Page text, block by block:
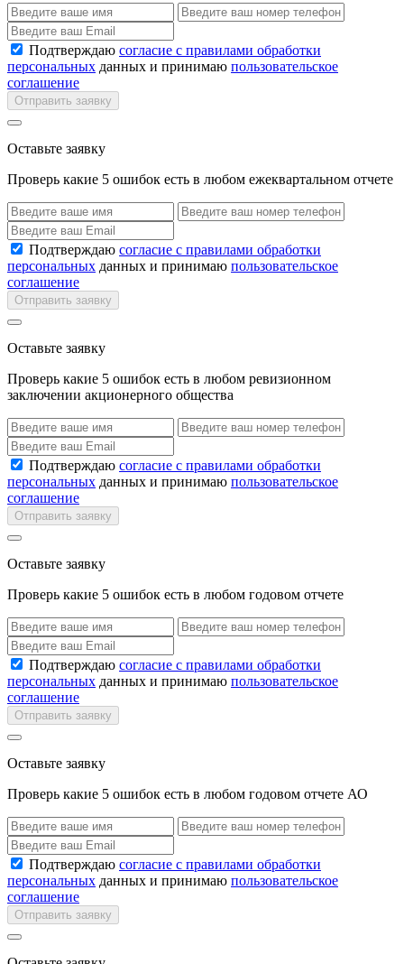
Подтверждаю согласие с правилами обработки
персональных данных и принимаю пользовательское
соглашение
Отправить заявку
Оставьте заявку
Проверь какие 5 ошибок есть в любом ежеквартальном отчете
Подтверждаю согласие с правилами обработки
персональных данных и принимаю пользовательское
соглашение
Отправить заявку
Оставьте заявку
Проверь какие 5 ошибок есть в любом ревизионном
заключении акционерного общества
Подтверждаю согласие с правилами обработки
персональных данных и принимаю пользовательское
соглашение
Отправить заявку
Оставьте заявку
Проверь какие 5 ошибок есть в любом годовом отчете
Подтверждаю согласие с правилами обработки
персональных данных и принимаю пользовательское
соглашение
Отправить заявку
Оставьте заявку
Проверь какие 5 ошибок есть в любом годовом отчете АО
Подтверждаю согласие с правилами обработки
персональных данных и принимаю пользовательское
соглашение
Отправить заявку